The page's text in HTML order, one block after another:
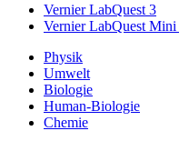
Vernier LabQuest 3
Vernier LabQuest Mini
Physik
Umwelt
Biologie
Human-Biologie
Chemie